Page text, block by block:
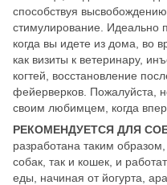
способствуя
стимулирование. Идеально
когда вы идете из дома, во
как визиты к ветеринару,
когтей, восстановление
фейерверков. Пожалуйста,
своим любимцем, когда
РЕКОМЕНДУЕТСЯ ДЛЯ
разработана таким
собак, так и кошек, и
еды, начиная от йогурта,